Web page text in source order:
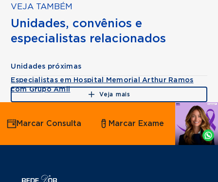
VEJA TAMBÉM
Unidades, convênios e
especialistas relacionados
Unidades próximas
Especialistas em Hospital Memorial Arthur Ramos
com Grupo Amil
Veja mais
Agende
por
Whatsapp
Marcar Consulta Marcar Exame